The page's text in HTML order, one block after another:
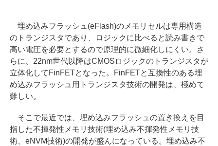
埋め込みフラッシュ(eFlash)のメモリセルは専用構造
のトランジスタであり、ロジックに比べると読み書きで
高い電圧を必要とするので原理的に微細化しにくい。さ
らに、22nm世代以降はCMOSロジックのトランジスタが
立体化してFinFETとなった。FinFETと互換性のある埋
め込みフラッシュ用トランジスタ技術の開発は、極めて
難しい。
そこで最近では、埋め込みフラッシュの置き換えを目
指した不揮発性メモリ技術(埋め込み不揮発性メモリ技
術、eNVM技術)の開発が盛んになっている。埋め込み不